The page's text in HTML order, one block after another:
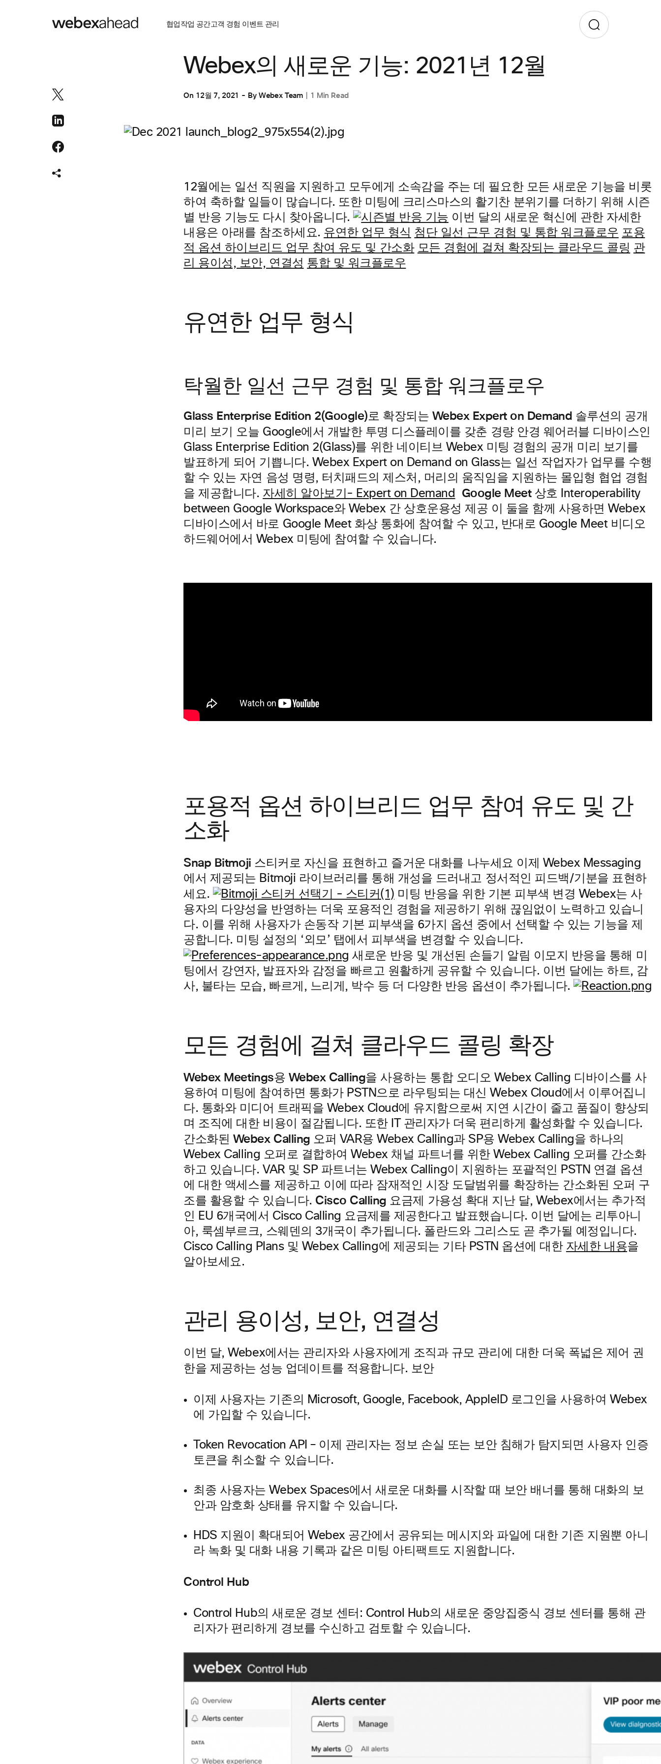
협업작업 공간고객 경험 이벤트 관리
Webex의 새로운 기능: 2021년 12월
On 12월 7, 2021 By Webex Team 1 Min Read
12월에는 일선 직원을 지원하고 모두에게 소속감을 주는 데 필요한 모든 새로운 기능을 비롯
하여 축하할 일들이 많습니다. 또한 미팅에 크리스마스의 활기찬 분위기를 더하기 위해 시즌
별 반응 기능도 다시 찾아옵니다.
이번 달의 새로운 혁신에 관한 자세한
내용은 아래를 참조하세요. 유연한 업무 형식 첨단 일선 근무 경험 및 통합 워크플로우 포용
적 옵션 하이브리드 업무 참여 유도 및 간소화 모든 경험에 걸쳐 확장되는 클라우드 콜링 관
리 용이성, 보안, 연결성 통합 및 워크플로우
유연한 업무 형식
탁월한 일선 근무 경험 및 통합 워크플로우
Glass Enterprise Edition 2(Google)로 확장되는 Webex Expert on Demand 솔루션의 공개
미리 보기 오늘 Google에서 개발한 투명 디스플레이를 갖춘 경량 안경 웨어러블 디바이스인
Glass Enterprise Edition 2(Glass)를 위한 네이티브 Webex 미팅 경험의 공개 미리 보기를
발표하게 되어 기쁩니다. Webex Expert on Demand on Glass는 일선 작업자가 업무를 수행
할 수 있는 자연 음성 명령, 터치패드의 제스처, 머리의 움직임을 지원하는 몰입형 협업 경험
을 제공합니다. 자세히 알아보기- Expert on Demand Google Meet 상호 Interoperability
between Google Workspace와 Webex 간 상호운용성 제공 이 둘을 함께 사용하면 Webex
디바이스에서 바로 Google Meet 화상 통화에 참여할 수 있고, 반대로 Google Meet 비디오
하드웨어에서 Webex 미팅에 참여할 수 있습니다.
포용적 옵션 하이브리드 업무 참여 유도 및 간
소화
Snap Bitmoji 스티커로 자신을 표현하고 즐거운 대화를 나누세요 이제 Webex Messaging
에서​ 제공되는 Bitmoji 라이브러리를 통해 개성을 드러내고 정서적인 피드백/기분을 표현하
세요.
미팅 반응을 위한 기본 피부색 변경 Webex는 사
용자의 다양성을 반영하는 더욱 포용적인 경험을 제공하기 위해 끊임없이 노력하고 있습니
다. 이를 위해 사용자가 손동작 기본 피부색을 6가지 옵션 중에서 선택할 수 있는 기능을 제
공합니다. 미팅 설정의 ‘외모’ 탭에서 피부색을 변경할 수 있습니다.
새로운 반응 및 개선된 손들기 알림 이모지 반응을 통해 미
팅에서 강연자, 발표자와 감정을 빠르고 원활하게 공유할 수 있습니다. 이번 달에는 하트, 감
사, 불타는 모습, 빠르게, 느리게, 박수 등 더 다양한 반응 옵션이 추가됩니다.
모든 경험에 걸쳐 클라우드 콜링 확장
Webex Meetings용 Webex Calling을 사용하는 통합 오디오 Webex Calling 디바이스를 사
용하여 미팅에 참여하면 통화가 PSTN으로 라우팅되는 대신 Webex Cloud에서 이루어집니
다. 통화와 미디어 트래픽을 Webex Cloud에 유지함으로써 지연 시간이 줄고 품질이 향상되
며 조직에 대한 비용이 절감됩니다. 또한 IT 관리자가 더욱 편리하게 활성화할 수 있습니다.
간소화된 Webex Calling 오퍼 VAR용 Webex Calling과 SP용 Webex Calling을 하나의
Webex Calling 오퍼로 결합하여 Webex 채널 파트너를 위한 Webex Calling 오퍼를 간소화
하고 있습니다. VAR 및 SP 파트너는 Webex Calling이 지원하는 포괄적인 PSTN 연결 옵션
에 대한 액세스를 제공하고 이에 따라 잠재적인 시장 도달범위를 확장하는 간소화된 오퍼 구
조를 활용할 수 있습니다. Cisco Calling 요금제 가용성 확대 지난 달, Webex에서는 추가적
인 EU 6개국에서 Cisco Calling 요금제를 제공한다고 발표했습니다. 이번 달에는 리투아니
아, 룩셈부르크, 스웨덴의 3개국이 추가됩니다. 폴란드와 그리스도 곧 추가될 예정입니다.
Cisco Calling Plans 및 Webex Calling에 제공되는 기타 PSTN 옵션에 대한 자세한 내용을
알아보세요.
관리 용이성, 보안, 연결성
이번 달, Webex에서는 관리자와 사용자에게 조직과 규모 관리에 대한 더욱 폭넓은 제어 권
한을 제공하는 성능 업데이트를 적용합니다. 보안
이제 사용자는 기존의 Microsoft, Google, Facebook, AppleID 로그인을 사용하여 Webex
에 가입할 수 있습니다.
Token Revocation API – 이제 관리자는 정보 손실 또는 보안 침해가 탐지되면 사용자 인증
토큰을 취소할 수 있습니다.
최종 사용자는 Webex Spaces에서 새로운 대화를 시작할 때 보안 배너를 통해 대화의 보
안과 암호화 상태를 유지할 수 있습니다.
HDS 지원이 확대되어 Webex 공간에서 공유되는 메시지와 파일에 대한 기존 지원뿐 아니
라 녹화 및 대화 내용 기록과 같은 미팅 아티팩트도 지원합니다.
Control Hub
Control Hub의 새로운 경보 센터: Control Hub의 새로운 중앙집중식 경보 센터를 통해 관
리자가 편리하게 경보를 수신하고 검토할 수 있습니다.